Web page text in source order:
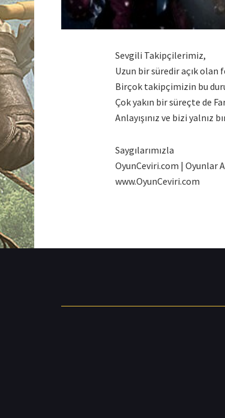
Sevgili Takipçilerimiz,
Uzun bir süredir açık
Birçok takipçimizin bu
Çok yakın bir süreçte de
Anlayışınız ve bizi yalnız
Saygılarımızla
OyunCeviri.com | Oyunlar
www.OyunCeviri.com